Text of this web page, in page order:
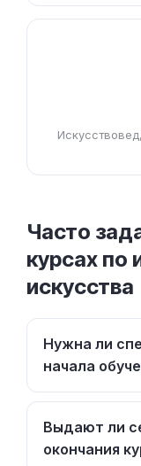
Часто
курсах по
искусства
Нужна ли
начала
Выдают ли
окончания